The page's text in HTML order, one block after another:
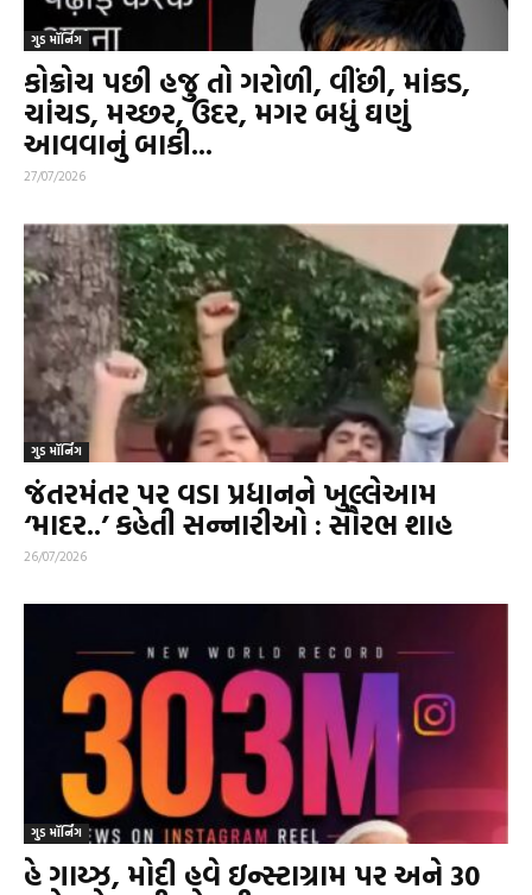
ગુડ મૉર્નિંગ
કોક્રોચ પછી હજુ તો ગરોળી, વીંછી, માંકડ,
ચાંચડ, મચ્છર, ઉંદર, મગર બધું ઘણું
આવવાનું બાકી...
27/07/2026
ગુડ મૉર્નિંગ
જંતરમંતર પર વડા પ્રધાનને ખુલ્લેઆમ
‘માદર..’ કહેતી સન્નારીઓ : સૌરભ શાહ
26/07/2026
ગુડ મૉર્નિંગ
હે ગાય્ઝ, મોદી હવે ઇન્સ્ટાગ્રામ પર અને 30